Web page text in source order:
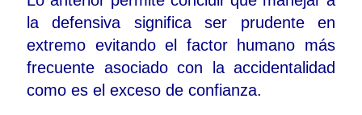
la defensiva significa ser prudente en
extremo evitando el factor humano más
frecuente asociado con la accidentalidad
como es el exceso de confianza.